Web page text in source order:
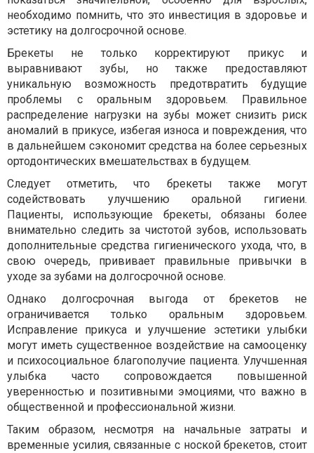
необходимо помнить, что это инвестиция в здоровье и
эстетику на долгосрочной основе.
Брекеты не только корректируют прикус и
выравнивают зубы, но также предоставляют
уникальную возможность предотвратить будущие
проблемы с оральным здоровьем. Правильное
распределение нагрузки на зубы может снизить риск
аномалий в прикусе, избегая износа и повреждения, что
в дальнейшем сэкономит средства на более серьезных
ортодонтических вмешательствах в будущем.
Следует отметить, что брекеты также могут
содействовать улучшению оральной гигиени.
Пациенты, использующие брекеты, обязаны более
внимательно следить за чистотой зубов, использовать
дополнительные средства гигиенического ухода, что, в
свою очередь, прививает правильные привычки в
уходе за зубами на долгосрочной основе.
Однако долгосрочная выгода от брекетов не
ограничивается только оральным здоровьем.
Исправление прикуса и улучшение эстетики улыбки
могут иметь существенное воздействие на самооценку
и психосоциальное благополучие пациента. Улучшенная
улыбка часто сопровождается повышенной
уверенностью и позитивными эмоциями, что важно в
общественной и профессиональной жизни.
Таким образом, несмотря на начальные затраты и
временные усилия, связанные с ноской брекетов, стоит